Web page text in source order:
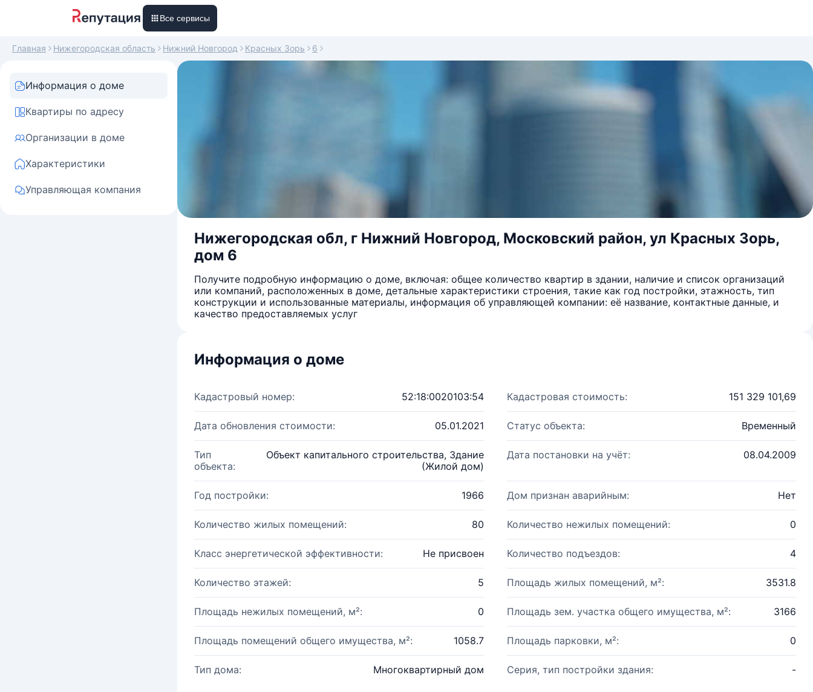
Все сервисы
Главная Нижегородская область Нижний Новгород Красных Зорь 6
Информация о доме
Квартиры по адресу
Организации в доме
Характеристики
Управляющая компания
Нижегородская обл, г Нижний Новгород, Московский район, ул Красных Зорь,
дом 6
Получите подробную информацию о доме, включая: общее количество квартир в здании, наличие и список организаций
или компаний, расположенных в доме, детальные характеристики строения, такие как год постройки, этажность, тип
конструкции и использованные материалы, информация об управляющей компании: её название, контактные данные, и
качество предоставляемых услуг
Информация о доме
Кадастровый номер: 52:18:0020103:54 Кадастровая стоимость: 151 329 101,69
Дата обновления стоимости: 05.01.2021 Статус объекта: Временный
Тип
объекта:
Объект капитального строительства, Здание
(Жилой дом)
Дата постановки на учёт: 08.04.2009
Год постройки: 1966 Дом признан аварийным: Нет
Количество жилых помещений: 80 Количество нежилых помещений: 0
Класс энергетической эффективности: Не присвоен Количество подъездов: 4
Количество этажей: 5 Площадь жилых помещений, м²: 3531.8
Площадь нежилых помещений, м²: 0 Площадь зем. участка общего имущества, м²: 3166
Площадь помещений общего имущества, м²: 1058.7 Площадь парковки, м²: 0
Тип дома: Многоквартирный дом Серия, тип постройки здания: -